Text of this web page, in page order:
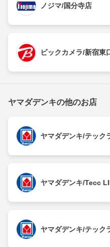
ノジマ/国分寺店
ビックカメラ/新宿東
ヤマダデンキの他のお店
ヤマダデンキ/テック
ヤマダデンキ/Tecc
ヤマダデンキ/テック